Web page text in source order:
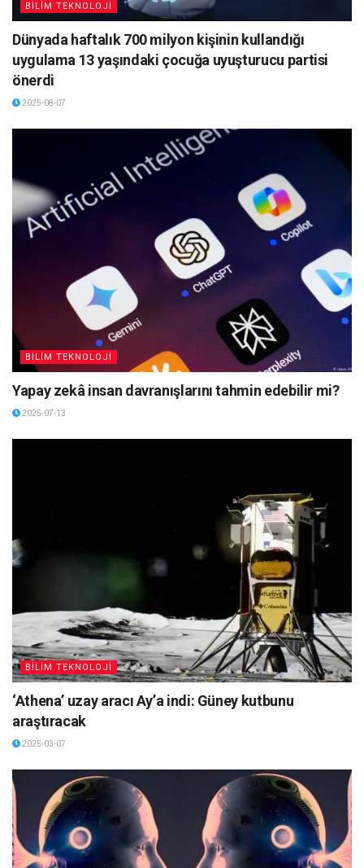
BİLİM TEKNOLOJİ
Dünyada haftalık 700 milyon kişinin kullandığı
uygulama 13 yaşındaki çocuğa uyuşturucu partisi
önerdi
2025-08-07
BİLİM TEKNOLOJİ
Yapay zekâ insan davranışlarını tahmin edebilir mi?
2025-07-13
BİLİM TEKNOLOJİ
‘Athena’ uzay aracı Ay’a indi: Güney kutbunu
araştıracak
2025-03-07